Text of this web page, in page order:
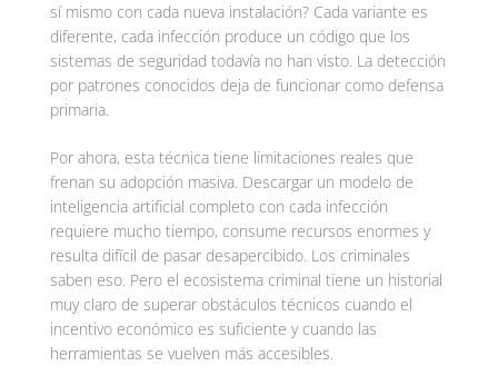
sí mismo con cada nueva instalación? Cada variante es
diferente, cada infección produce un código que los
sistemas de seguridad todavía no han visto. La detección
por patrones conocidos deja de funcionar como defensa
primaria.
Por ahora, esta técnica tiene limitaciones reales que
frenan su adopción masiva. Descargar un modelo de
inteligencia artificial completo con cada infección
requiere mucho tiempo, consume recursos enormes y
resulta difícil de pasar desapercibido. Los criminales
saben eso. Pero el ecosistema criminal tiene un historial
muy claro de superar obstáculos técnicos cuando el
incentivo económico es suficiente y cuando las
herramientas se vuelven más accesibles.